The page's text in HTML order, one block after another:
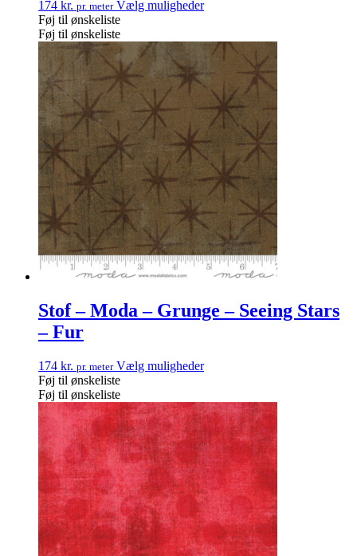
174 kr. pr. meter Vælg muligheder
Føj til ønskeliste
Føj til ønskeliste
Stof – Moda – Grunge – Seeing Stars
– Fur
174 kr. pr. meter Vælg muligheder
Føj til ønskeliste
Føj til ønskeliste